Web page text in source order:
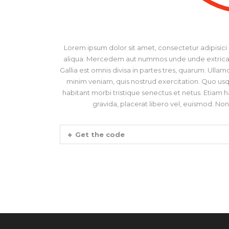
Lorem ipsum dolor sit amet, consectetur
aliqua. Mercedem aut nummos unde unde
Gallia est omnis divisa in partes tres, quarum.
minim veniam, quis nostrud exercitation. Quo
habitant morbi tristique senectus et netus. Etiam
gravida, placerat libero vel, euismod.
Get the code